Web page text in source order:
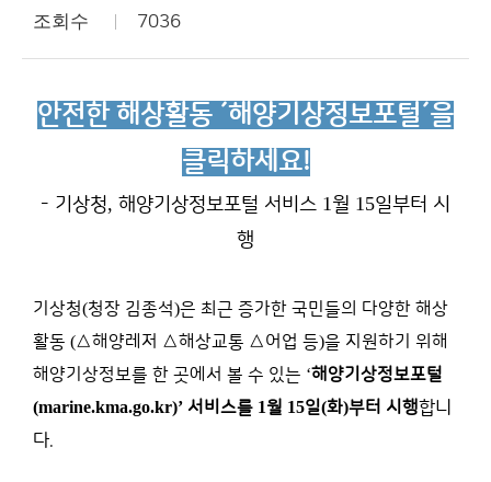
조회수 7036
안전한 해상활동 ´해양기상정보포털´을
클릭하세요!
- 기상청, 해양기상정보포털 서비스 1월 15일부터 시
행
기상청(청장 김종석)은 최근 증가한 국민들의 다양한 해상
활동 (△해양레저 △해상교통 △어업 등)을 지원하기 위해
해양기상정보를 한 곳에서 볼 수 있는 ‘해양기상정보포털
(marine.kma.go.kr)’ 서비스를 1월 15일(화)부터 시행합니
다.